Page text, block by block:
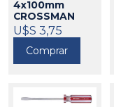
4x100mm
CROSSMAN
550006
U$S 3,75
Comprar